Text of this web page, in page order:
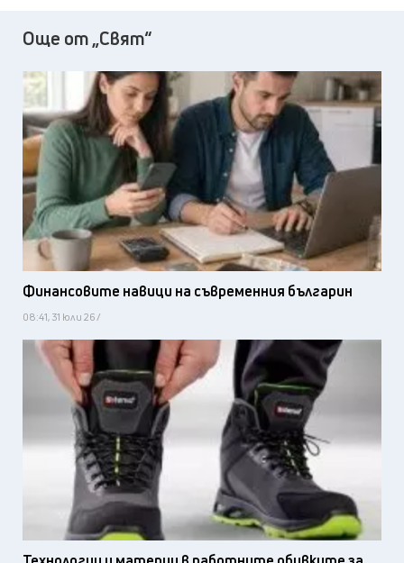
Още от „Свят“
Финансовите навици на съвременния българин
08:41, 31 юли 26 /